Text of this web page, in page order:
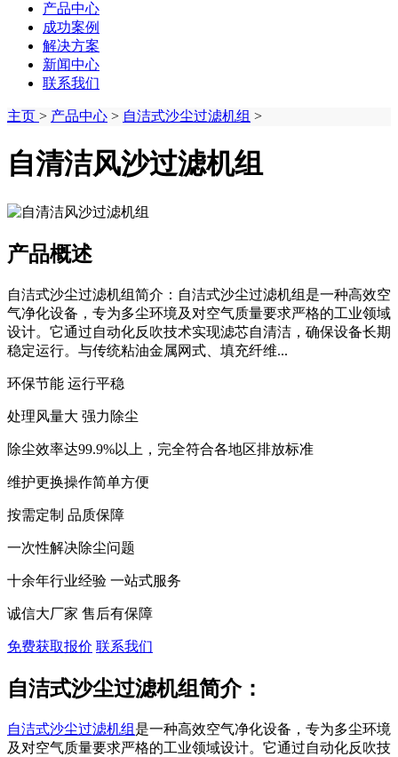
产品中心
成功案例
解决方案
新闻中心
联系我们
主页 > 产品中心 > 自洁式沙尘过滤机组 >
自清洁风沙过滤机组
产品概述
自洁式沙尘过滤机组简介：自洁式沙尘过滤机组是一种高效空
气净化设备，专为多尘环境及对空气质量要求严格的工业领域
设计。它通过自动化反吹技术实现滤芯自清洁，确保设备长期
稳定运行。与传统粘油金属网式、填充纤维...
环保节能 运行平稳
处理风量大 强力除尘
除尘效率达99.9%以上，完全符合各地区排放标准
维护更换操作简单方便
按需定制 品质保障
一次性解决除尘问题
十余年行业经验 一站式服务
诚信大厂家 售后有保障
免费获取报价 联系我们
自洁式沙尘过滤机组简介：
自洁式沙尘过滤机组 是一种高效空气净化设备，专为多尘环境
及对空气质量要求严格的工业领域设计。它通过自动化反吹技